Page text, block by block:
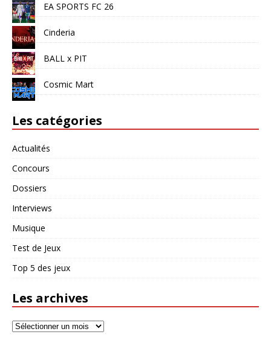
EA SPORTS FC 26
Cinderia
BALL x PIT
Cosmic Mart
Les catégories
Actualités
Concours
Dossiers
Interviews
Musique
Test de Jeux
Top 5 des jeux
Les archives